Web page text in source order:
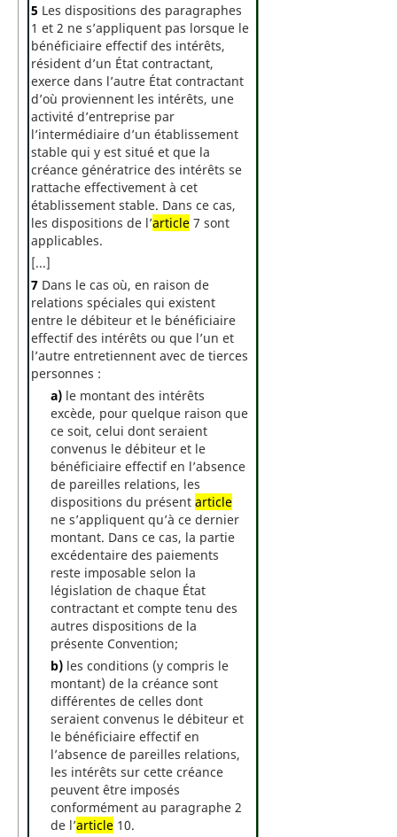
5 Les dispositions des paragraphes
1 et 2 ne s’appliquent pas lorsque le
bénéficiaire effectif des intérêts,
résident d’un État contractant,
exerce dans l’autre État contractant
d’où proviennent les intérêts, une
activité d’entreprise par
l’intermédiaire d’un établissement
stable qui y est situé et que la
créance génératrice des intérêts se
rattache effectivement à cet
établissement stable. Dans ce cas,
les dispositions de l’article 7 sont
applicables.
[...]
7 Dans le cas où, en raison de
relations spéciales qui existent
entre le débiteur et le bénéficiaire
effectif des intérêts ou que l’un et
l’autre entretiennent avec de tierces
personnes :
a)le montant des intérêts
excède, pour quelque raison que
ce soit, celui dont seraient
convenus le débiteur et le
bénéficiaire effectif en l’absence
de pareilles relations, les
dispositions du présent article
ne s’appliquent qu’à ce dernier
montant. Dans ce cas, la partie
excédentaire des paiements
reste imposable selon la
législation de chaque État
contractant et compte tenu des
autres dispositions de la
présente Convention;
b)les conditions (y compris le
montant) de la créance sont
différentes de celles dont
seraient convenus le débiteur et
le bénéficiaire effectif en
l’absence de pareilles relations,
les intérêts sur cette créance
peuvent être imposés
conformément au paragraphe 2
de l’article10.